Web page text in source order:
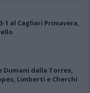
1 al Cagliari Primavera,
Dumani dalla Torres,
Limberti e Cherchi